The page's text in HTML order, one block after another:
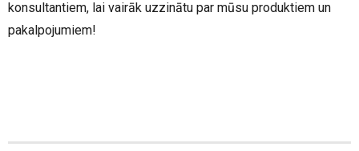
konsultantiem, lai vairāk uzzinātu par mūsu produktiem un
pakalpojumiem!